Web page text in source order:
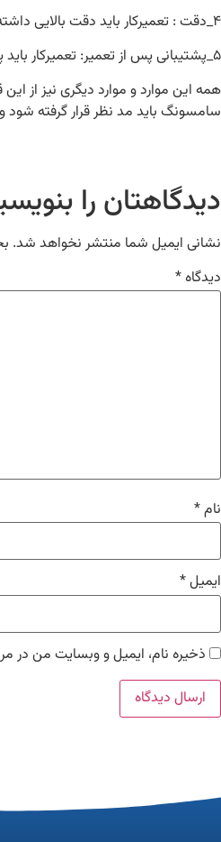
۴_دقت : تعمیرکار باید دقت بالایی داشته باشد تا ال‌ سی ‌دی را به ‌طور صحیح تعویض کند و هیچ خطایی رخ ندهد.
۵_پشتیبانی پس از تعمیر: تعمیرکار باید پس از تعویض ال‌سی‌دی، پشتیبانی و خدمات پس از فروش مناسبی را برای مشتریان فراهم کند.
همه این موارد و موارد دیگری نیز از
سامسونگ باید مد نظر قرار گرفته
دیدگاهتان را
نشانی ایمیل شما منتشر نخواهد شد.
دیدگاه*
نام*
ایمیل*
ذخیره نام، ایمیل و وبسایت من در